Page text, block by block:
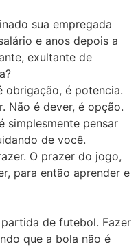
sua empregada
e anos depois a
exultante de
obrigação, é potencia.
Não é dever, é opção.
simplesmente pensar
de você.
O prazer do jogo,
para então aprender e
de futebol. Fazer
que a bola não é